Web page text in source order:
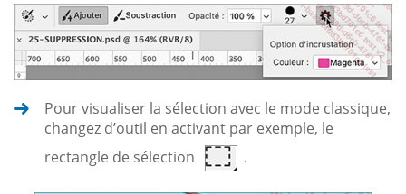
Pour visualiser la sélection avec le mode classique,
changez d’outil en activant par exemple, le
rectangle de sélection
.